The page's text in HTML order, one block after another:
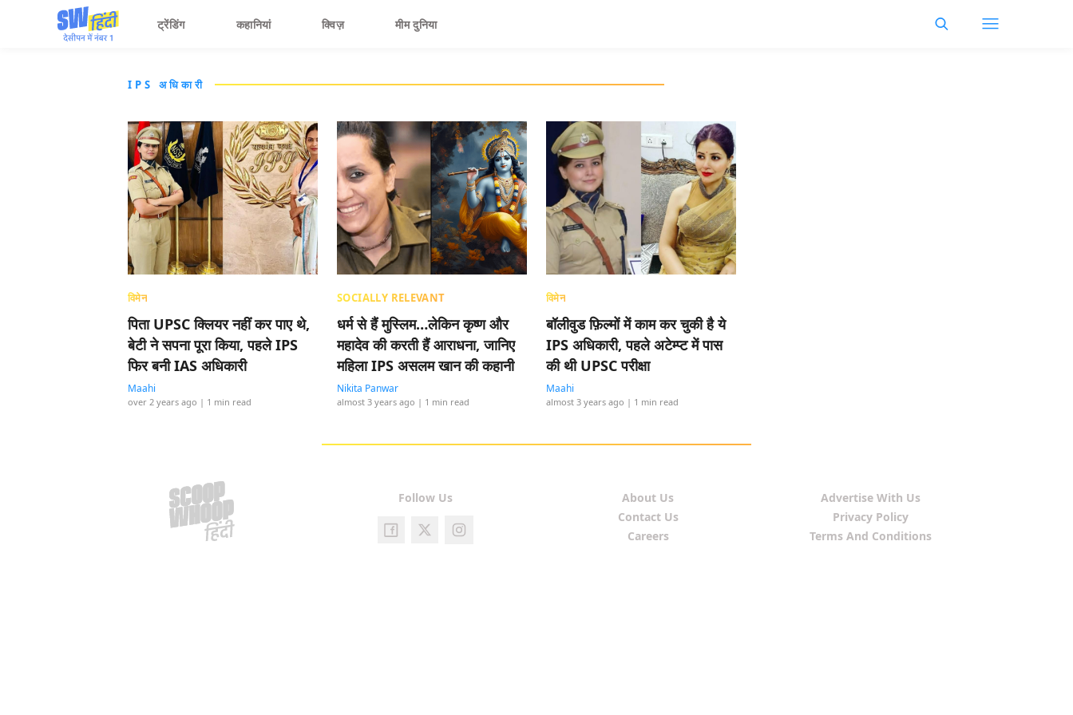
ट्रेंडिंग कहानियां क्विज़ मीम दुनिया
IPS अधिकारी
विमेन
पिता UPSC क्लियर नहीं कर पाए थे,
बेटी ने सपना पूरा किया, पहले IPS
फिर बनी IAS अधिकारी
Maahi
over 2 years ago | 1 min read
SOCIALLY RELEVANT
धर्म से हैं मुस्लिम…लेकिन कृष्ण और
महादेव की करती हैं आराधना, जानिए
महिला IPS असलम खान की कहानी
Nikita Panwar
almost 3 years ago | 1 min read
विमेन
बॉलीवुड फ़िल्मों में काम कर चुकी है ये
IPS अधिकारी, पहले अटेम्प्ट में पास
की थी UPSC परीक्षा
Maahi
almost 3 years ago | 1 min read
Follow Us
About Us
Contact Us
Careers
Advertise With Us
Privacy Policy
Terms And Conditions